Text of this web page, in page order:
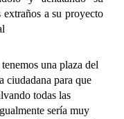
extraños a su proyecto
una plaza del
ciudadana para que
todas las
sería muy